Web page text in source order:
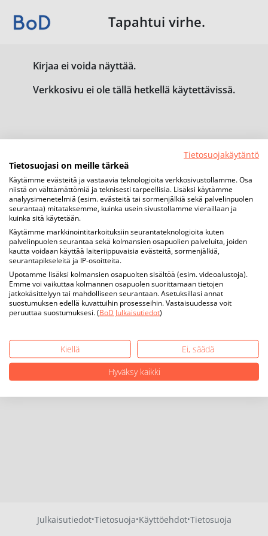
Tapahtui virhe.
Kirjaa ei voida näyttää.
Verkkosivu ei ole tällä hetkellä käytettävissä.
Julkaisutiedot·Tietosuoja·Käyttöehdot·Tietosuoja
Tietosuojakäytäntö
Tietosuojasi on meille tärkeä
Käytämme evästeitä ja vastaavia teknologioita verkkosivustollamme. Osa
niistä on välttämättömiä ja teknisesti tarpeellisia. Lisäksi käytämme
analyysimenetelmiä (esim. evästeitä tai sormenjälkiä sekä palvelinpuolen
seurantaa) mitataksemme, kuinka usein sivustollamme vieraillaan ja
kuinka sitä käytetään.
Käytämme markkinointitarkoituksiin seurantateknologioita kuten
palvelinpuolen seurantaa sekä kolmansien osapuolien palveluita, joiden
kautta voidaan käyttää laiteriippuvaisia evästeitä, sormenjälkiä,
seurantapikseleitä ja IP-osoitteita.
Upotamme lisäksi kolmansien osapuolten sisältöä (esim. videoalustoja).
Emme voi vaikuttaa kolmannen osapuolen suorittamaan tietojen
jatkokäsittelyyn tai mahdolliseen seurantaan. Asetuksillasi annat
suostumuksen edellä kuvattuihin prosesseihin. Vastaisuudessa voit
peruuttaa suostumuksesi. (BoD Julkaisutiedot)
Kiellä
Ei, säädä
Hyväksy kaikki